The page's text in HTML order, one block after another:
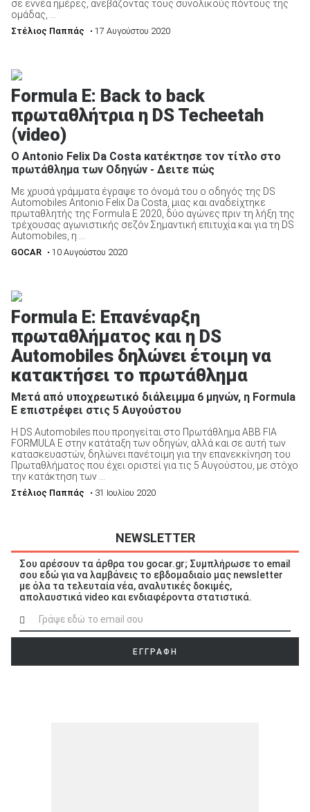
σε εννέα ημέρες, ανεβάζοντας τους συνολικούς πόντους της
ομάδας, ...
Στέλιος Παππάς • 17 Αυγούστου 2020
Formula Ε: Back to back
πρωταθλήτρια η DS Techeetah
(video)
Ο Antonio Felix Da Costa κατέκτησε τον τίτλο στο
πρωτάθλημα των Οδηγών - Δειτε πώς
Με χρυσά γράμματα έγραψε το όνομά του ο οδηγός της DS
Automobiles Antonio Felix Da Costa, μιας και αναδείχτηκε
πρωταθλητής της Formula E 2020, δύο αγώνες πριν τη λήξη της
τρέχουσας αγωνιστικής σεζόν.Σημαντική επιτυχία και για τη DS
Automobiles, η ...
GOCAR • 10 Αυγούστου 2020
Formula E: Επανέναρξη
πρωταθλήματος και η DS
Automobiles δηλώνει έτοιμη να
κατακτήσει το πρωτάθλημα
Μετά από υποχρεωτικό διάλειμμα 6 μηνών, η Formula
E επιστρέφει στις 5 Αυγούστου
Η DS Automobiles που προηγείται στο Πρωτάθλημα ABB FIA
FORMULA E στην κατάταξη των οδηγών, αλλά και σε αυτή των
κατασκευαστών, δηλώνει πανέτοιμη για την επανεκκίνηση του
Πρωταθλήματος που έχει οριστεί για τις 5 Αυγούστου, με στόχο
την κατάκτηση των ...
Στέλιος Παππάς • 31 Ιουλίου 2020
NEWSLETTER
Σου αρέσουν τα άρθρα του gocar.gr; Συμπλήρωσε το email
σου εδώ για να λαμβάνεις το εβδομαδιαίο μας newsletter
με όλα τα τελευταία νέα, αναλυτικές δοκιμές,
απολαυστικά video και ενδιαφέροντα στατιστικά.
ΕΓΓΡΑΦΗ